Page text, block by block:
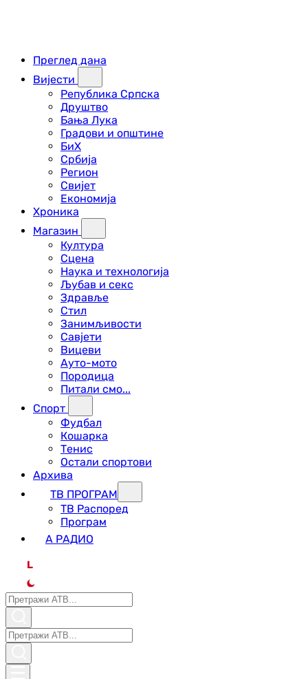
Преглед дана
Вијести
Република Српска
Друштво
Бања Лука
Градови и општине
БиХ
Србија
Регион
Свијет
Економија
Хроника
Магазин
Култура
Сцена
Наука и технологија
Љубав и секс
Здравље
Стил
Занимљивости
Савјети
Вицеви
Ауто-мото
Породица
Питали смо...
Спорт
Фудбал
Кошарка
Тенис
Остали спортови
Архива
ТВ ПРОГРАМ
ТВ Распоред
Програм
А РАДИО
L